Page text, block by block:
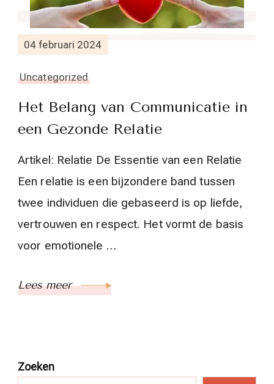
04 februari 2024
Uncategorized
Het Belang van Communicatie in
een Gezonde Relatie
Artikel: Relatie De Essentie van een Relatie
Een relatie is een bijzondere band tussen
twee individuen die gebaseerd is op liefde,
vertrouwen en respect. Het vormt de basis
voor emotionele …
Lees meer
Zoeken